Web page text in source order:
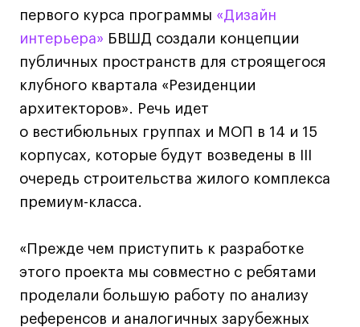
Интенсивы
Мода
Маркетинг
Лайфстайл
Навыки предпринимателя и управленца
Онлайн
Маркетинг и генерация лидов
первого курса программы «Дизайн
интерьера» БВШД создали концепции
публичных пространств для строящегося
клубного квартала «Резиденции
архитекторов». Речь идет
о вестибюльных группах и МОП в 14 и 15
корпусах, которые будут возведены в III
очередь строительства жилого комплекса
премиум-класса.
«Прежде чем приступить к разработке
этого проекта мы совместно с ребятами
проделали большую работу по анализу
референсов и аналогичных зарубежных